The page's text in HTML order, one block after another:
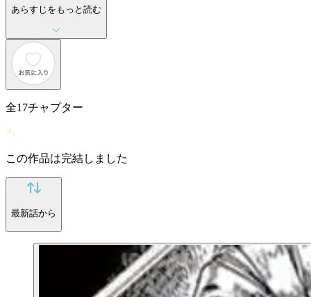
あらすじをもっと読む
全17チャプター
この作品は完結しました
最新話から